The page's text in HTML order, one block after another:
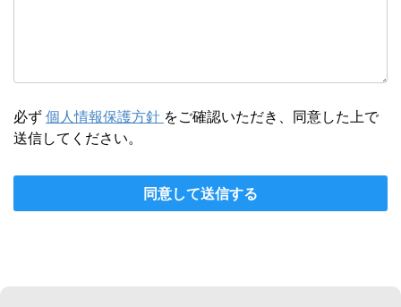
必ず個人情報保護方針 をご確認いただき、同意した上で
送信してください。
同意して送信する